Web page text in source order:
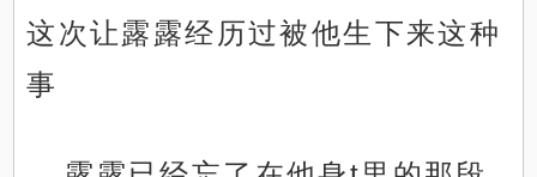
这次让露露经历过被他生下来这种
事